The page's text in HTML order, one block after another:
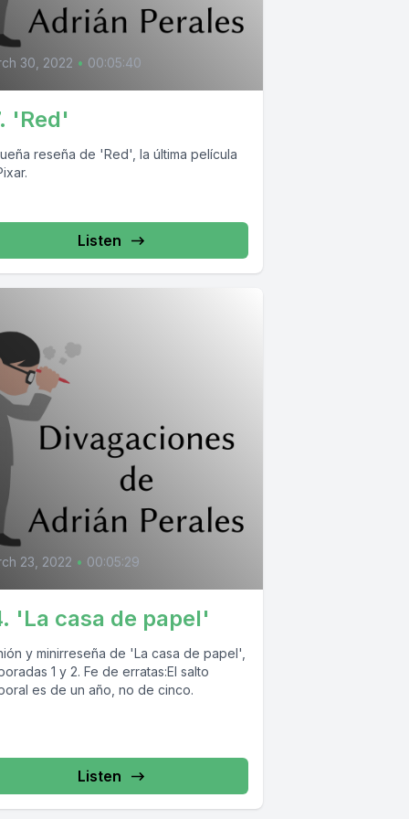
30, 2022 • 00:05:40
'Red'
reseña de 'Red', la última película
Listen
23, 2022 • 00:05:29
'La casa de papel'
y minirreseña de 'La casa de papel',
1 y 2. Fe de erratas:El salto
es de un año, no de cinco.
Listen